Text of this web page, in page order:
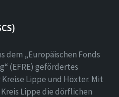
dem „Europäischen Fonds
(EFRE) gefördertes
Lippe und Höxter. Mit
Lippe die dörflichen